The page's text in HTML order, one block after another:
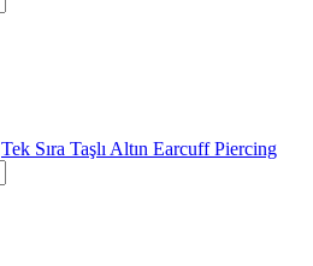
Tek Sıra Taşlı Altın Earcuff Piercing